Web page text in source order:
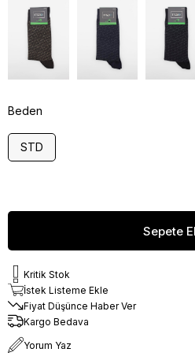
Beden
STD
Kritik Stok
İstek Listeme Ekle
Fiyat Düşünce Haber Ver
Kargo Bedava
Yorum Yaz